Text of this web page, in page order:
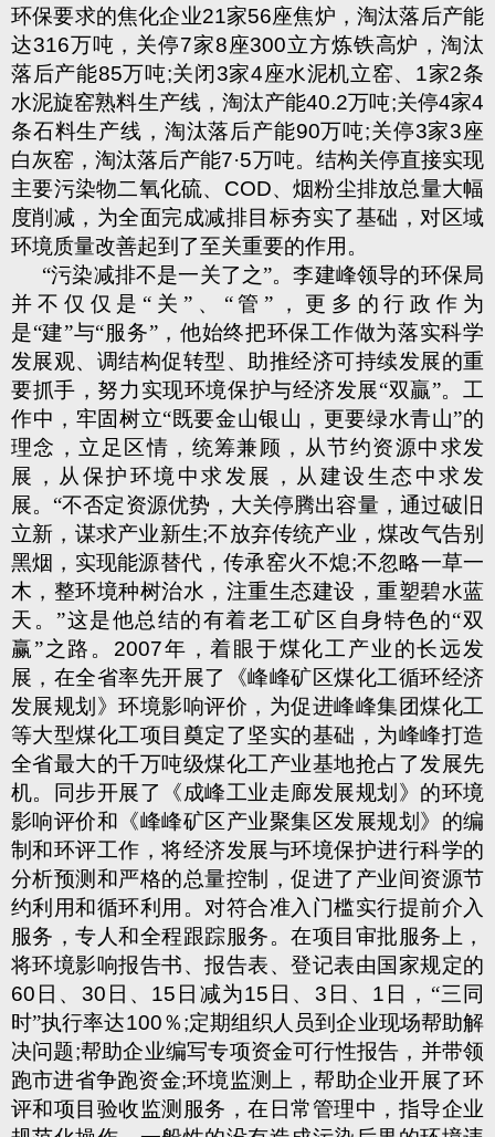
环保要求的焦化企业21家56座焦炉，淘汰落后产能
达316万吨，关停7家8座300立方炼铁高炉，淘汰
落后产能85万吨;关闭3家4座水泥机立窑、 1家2条
水泥旋窑熟料生产线，淘汰产能40.2万吨;关停4家4
条石料生产线，淘汰落后产能90万吨;关停3家3座
白灰窑，淘汰落后产能7·5万吨。结构关停直接实现
主要污染物二氧化硫、 COD、烟粉尘排放总量大幅
度削减，为全面完成减排目标夯实了基础，对区域
环境质量改善起到了至关重要的作用。
“污染减排不是一关了之”。李建峰领导的环保局
并不仅仅是“关”、“管”，更多的行政作为
是“建”与“服务”，他始终把环保工作做为落实科学
发展观、调结构促转型、助推经济可持续发展的重
要抓手，努力实现环境保护与经济发展“双贏”。工
作中，牢固树立“既要金山银山，更要绿水青山”的
理念，立足区情，统筹兼顾，从节约资源中求发
展，从保护环境中求发展，从建设生态中求发
展。“不否定资源优势，大关停腾出容量，通过破旧
立新，谋求产业新生;不放弃传统产业，煤改气告别
黑烟，实现能源替代，传承窑火不熄;不忽略一草一
木，整环境种树治水，注重生态建设，重塑碧水蓝
天。”这是他总结的有着老工矿区自身特色的“双
赢”之路。 2007年，着眼于煤化工产业的长远发
展，在全省率先开展了《峰峰矿区煤化工循环经济
发展规划》环境影响评价，为促进峰峰集团煤化工
等大型煤化工项目奠定了坚实的基础，为峰峰打造
全省最大的千万吨级煤化工产业基地抢占了发展先
机。同步开展了《成峰工业走廊发展规划》的环境
影响评价和《峰峰矿区产业聚集区发展规划》的编
制和环评工作，将经济发展与环境保护进行科学的
分析预测和严格的总量控制，促进了产业间资源节
约利用和循环利用。对符合准入门槛实行提前介入
服务，专人和全程跟踪服务。在项目审批服务上，
将环境影响报告书、报告表、登记表由国家规定的
60 日、 30 日、 15 日减为15 日、 3 日、 1 日，“三同
时”执行率达100％;定期组织人员到企业现场帮助解
决问题;帮助企业编写专项资金可行性报告，并带领
跑市进省争跑资金;环境监测上，帮助企业开展了环
评和项目验收监测服务，在日常管理中，指导企业